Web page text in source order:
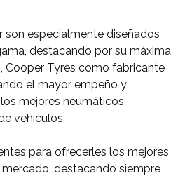
son especialmente diseñados
destacando por su máxima
Cooper Tyres como fabricante
el mayor empeño y
mejores neumáticos
vehículos.
para ofrecerles los mejores
destacando siempre